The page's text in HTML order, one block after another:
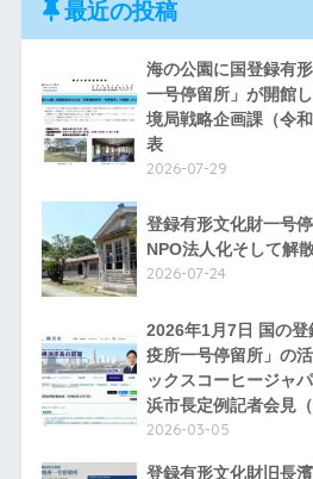
最近の投稿
海の公園に国登録有
一号停留所」が開館
境局戦略企画課（令
表
2026-07-29
登録有形文化財一号
NPO法人化そして解
2026-07-24
2026年1月7日 国の
疫所一号停留所」の
ックスコーヒージャ
浜市長定例記者会見
2026-03-05
登録有形文化財旧長